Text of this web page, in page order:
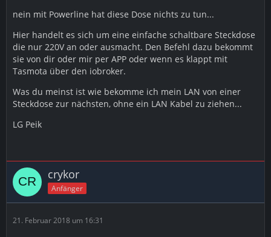
nein mit Powerline hat diese Dose nichts zu tun...
Hier handelt es sich um eine einfache schaltbare Steckdose
die nur 220V an oder ausmacht. Den Befehl dazu bekommt
sie von dir oder mir per APP oder wenn es klappt mit
Tasmota über den iobroker.
Was du meinst ist wie bekomme ich mein LAN von einer
Steckdose zur nächsten, ohne ein LAN Kabel zu ziehen...
LG Peik
crykor
Anfänger
21. Februar 2018 um 16:31